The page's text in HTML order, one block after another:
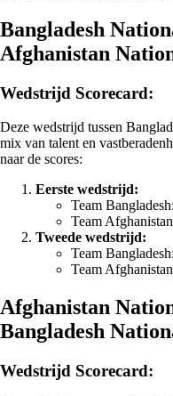
Bangladesh
Afghanistan
Wedstrijd Scorecard:
Deze wedstrijd tussen
mix van talent en
naar de scores:
Eerste wedstrijd:
Team
Team
Tweede wedstrijd:
Team
Team
Afghanistan
Bangladesh
Wedstrijd Scorecard: